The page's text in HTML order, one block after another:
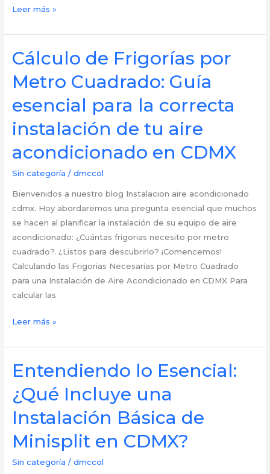
Descubriendo
¿Cuánto
Cuesta
Actualizar
la
de
tu
Acondicionado
Leer más »
Cálculo de Frigorías por
Metro Cuadrado: Guía
esencial para la correcta
instalación de tu aire
acondicionado en CDMX
Sin categoría /dmccol
Bienvenidos a nuestro blog Instalacion aire acondicionado
cdmx. Hoy abordaremos una pregunta esencial que muchos
se hacen al planificar la instalación de su equipo de aire
acondicionado: ¿Cuántas frigorias necesito por metro
cuadrado?. ¿Listos para descubrirlo? ¡Comencemos!
Calculando las Frigorias Necesarias por Metro Cuadrado
para una Instalación de Aire Acondicionado en CDMX Para
calcular las
Cálculo
Frigorías
por
Metro
Cuadrado:
esencial
para
correcta
Leer más »
Entendiendo lo Esencial:
¿Qué Incluye una
Instalación Básica de
Minisplit en CDMX?
Sin categoría /dmccol